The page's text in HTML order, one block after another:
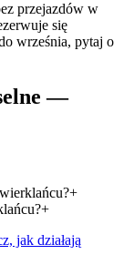
przejazdów w
się
września, pytaj o
—
+
+
jak działają